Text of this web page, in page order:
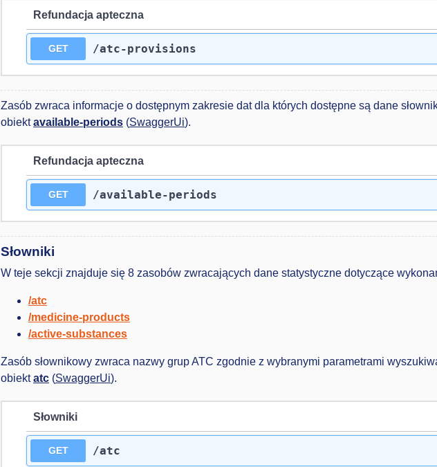
Refundacja apteczna
GET /atc-provisions
Zasób zwraca informacje o dostępnym zakresie dat dla których dostępne są dane
obiektavailable-periods (SwaggerUi).
Refundacja apteczna
GET /available-periods
Słowniki
W teje sekcji znajduje się 8 zasobów zwracających dane statystyczne dotyczące
/atc
/medicine-products
/active-substances
Zasób słownikowy zwraca nazwy grup ATC zgodnie z wybranymi parametrami
obiektatc (SwaggerUi).
Słowniki
GET /atc